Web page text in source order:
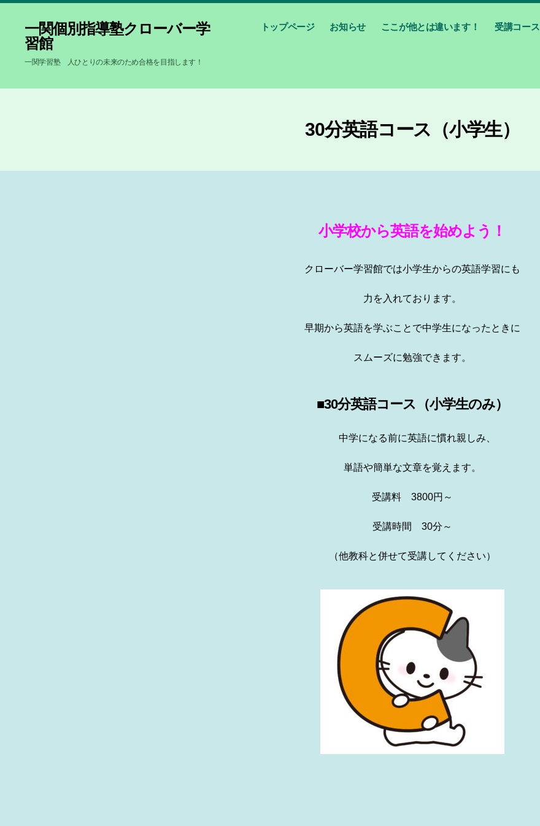
一関個別指導塾クローバー学
習館
一関学習塾 人ひとりの未来のため合格を目指します！
トップページ お知らせ ここが他とは違います！ 受講コース
30分英語コース（小学生）
小学校から英語を始めよう！
クローバー学習館では小学生からの英語学習にも
力を入れております。
早期から英語を学ぶことで中学生になったときに
スムーズに勉強できます。
■30分英語コース（小学生のみ）
中学になる前に英語に慣れ親しみ、
単語や簡単な文章を覚えます。
受講料 3800円～
受講時間 30分～
（他教科と併せて受講してください）